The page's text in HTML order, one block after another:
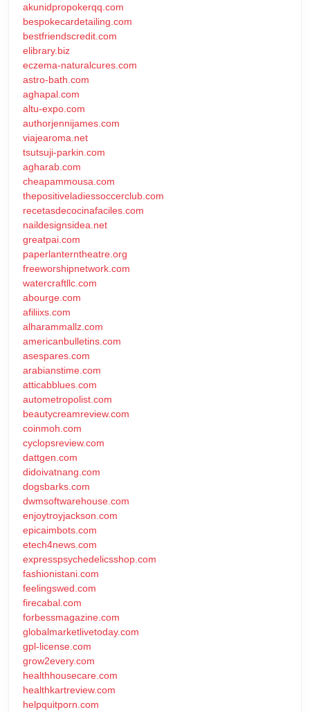
akunidpropokerqq.com
bespokecardetailing.com
bestfriendscredit.com
elibrary.biz
eczema-naturalcures.com
astro-bath.com
aghapal.com
altu-expo.com
authorjennijames.com
viajearoma.net
tsutsuji-parkin.com
agharab.com
cheapammousa.com
thepositiveladiessoccerclub.com
recetasdecocinafaciles.com
naildesignsidea.net
greatpai.com
paperlanterntheatre.org
freeworshipnetwork.com
watercraftllc.com
abourge.com
afiliixs.com
alharammallz.com
americanbulletins.com
asespares.com
arabianstime.com
atticabblues.com
autometropolist.com
beautycreamreview.com
coinmoh.com
cyclopsreview.com
dattgen.com
didoivatnang.com
dogsbarks.com
dwmsoftwarehouse.com
enjoytroyjackson.com
epicaimbots.com
etech4news.com
expresspsychedelicsshop.com
fashionistani.com
feelingswed.com
firecabal.com
forbessmagazine.com
globalmarketlivetoday.com
gpl-license.com
grow2every.com
healthhousecare.com
healthkartreview.com
helpquitporn.com